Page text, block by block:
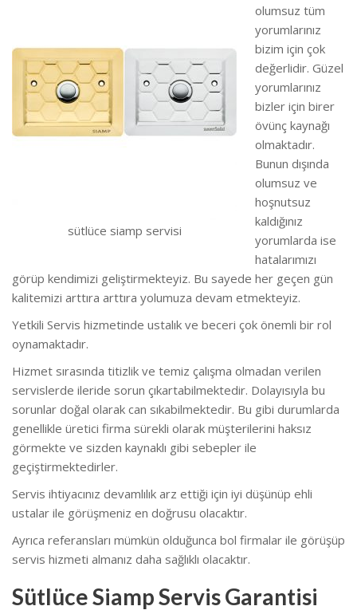
sütlüce siamp servisi
olumsuz tüm
yorumlarınız
bizim için çok
değerlidir. Güzel
yorumlarınız
bizler için birer
övünç kaynağı
olmaktadır.
Bunun dışında
olumsuz ve
hoşnutsuz
kaldığınız
yorumlarda ise
hatalarımızı
görüp kendimizi geliştirmekteyiz. Bu sayede her geçen gün
kalitemizi arttıra arttıra yolumuza devam etmekteyiz.
Yetkili Servis hizmetinde ustalık ve beceri çok önemli bir rol
oynamaktadır.
Hizmet sırasında titizlik ve temiz çalışma olmadan verilen
servislerde ileride sorun çıkartabilmektedir. Dolayısıyla bu
sorunlar doğal olarak can sıkabilmektedir. Bu gibi durumlarda
genellikle üretici firma sürekli olarak müşterilerini haksız
görmekte ve sizden kaynaklı gibi sebepler ile
geçiştirmektedirler.
Servis ihtiyacınız devamlılık arz ettiği için iyi düşünüp ehli
ustalar ile görüşmeniz en doğrusu olacaktır.
Ayrıca referansları mümkün olduğunca bol firmalar ile görüşüp
servis hizmeti almanız daha sağlıklı olacaktır.
Sütlüce Siamp Servis Garantisi